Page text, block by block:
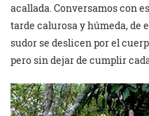
acallada. Conversamos con
tarde calurosa y húmeda, de
sudor se deslicen por el
pero sin dejar de cumplir